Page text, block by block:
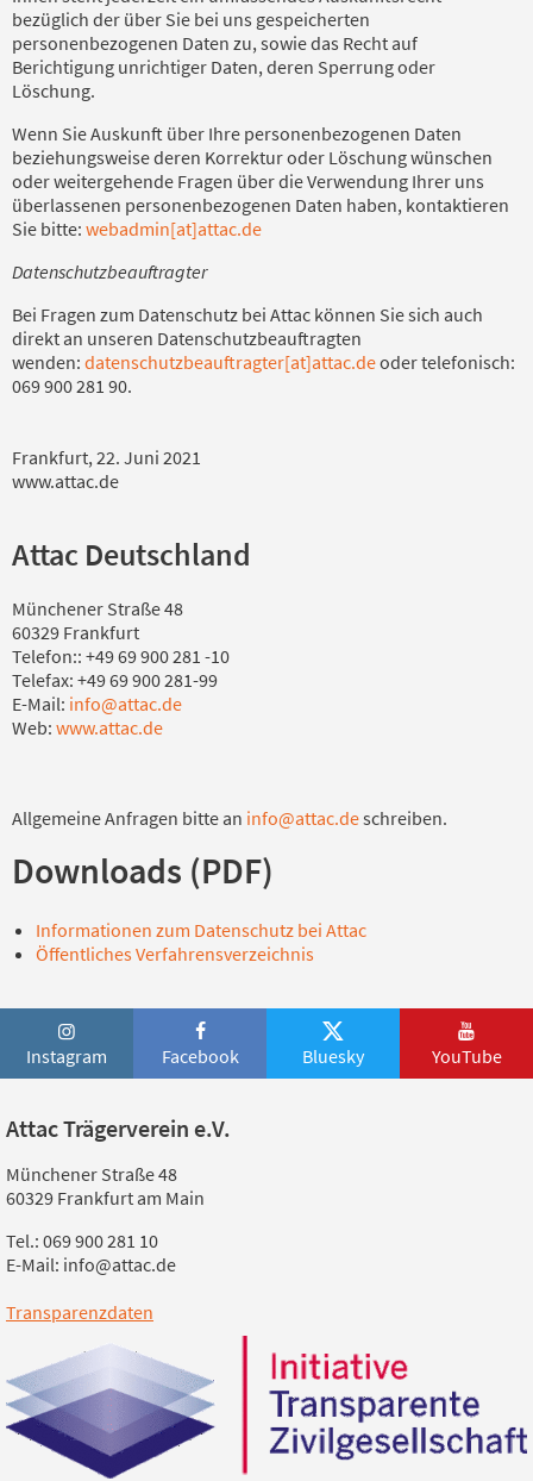
bezüglich der über Sie bei uns gespeicherten
personenbezogenen Daten zu, sowie das Recht auf
Berichtigung unrichtiger Daten, deren Sperrung oder
Löschung.
Wenn Sie Auskunft über Ihre personenbezogenen Daten
beziehungsweise deren Korrektur oder Löschung wünschen
oder weitergehende Fragen über die Verwendung Ihrer uns
überlassenen personenbezogenen Daten haben, kontaktieren
Sie bitte: webadmin[at]attac.de
Datenschutzbeauftragter
Bei Fragen zum Datenschutz bei Attac können Sie sich auch
direkt an unseren Datenschutzbeauftragten
wenden: datenschutzbeauftragter[at]attac.deoder telefonisch:
069 900 281 90.
Frankfurt, 22. Juni 2021
www.attac.de
Attac Deutschland
Münchener Straße 48
60329 Frankfurt
Telefon:: +49 69 900 281 -10
Telefax: +49 69 900 281-99
E-Mail: info@attac.de
Web: www.attac.de
Allgemeine Anfragen bitte an info@attac.deschreiben.
Downloads (PDF)
Informationen zum Datenschutz bei Attac
Öffentliches Verfahrensverzeichnis
Instagram Facebook Bluesky YouTube
Attac Trägerverein e.V.
Münchener Straße 48
60329 Frankfurt am Main
Tel.: 069 900 281 10
E-Mail: info@attac.de
Transparenzdaten